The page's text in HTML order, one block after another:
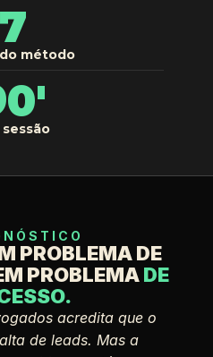
7
método
sessão
PROBLEMA DE
PROBLEMADE
acredita que o
de leads. Mas a